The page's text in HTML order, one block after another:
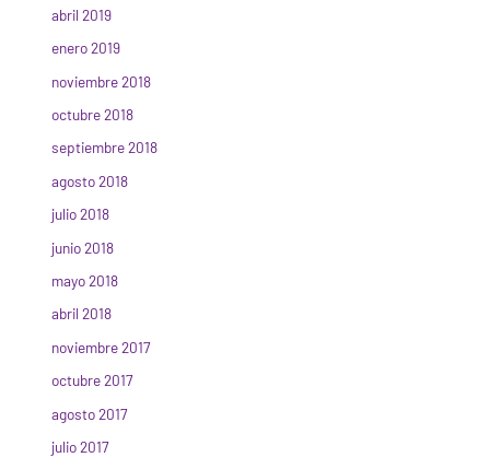
abril 2019
enero 2019
noviembre 2018
octubre 2018
septiembre 2018
agosto 2018
julio 2018
junio 2018
mayo 2018
abril 2018
noviembre 2017
octubre 2017
agosto 2017
julio 2017